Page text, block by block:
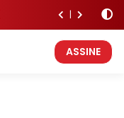
ASSINE